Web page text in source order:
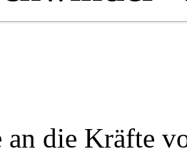
an die Kräfte